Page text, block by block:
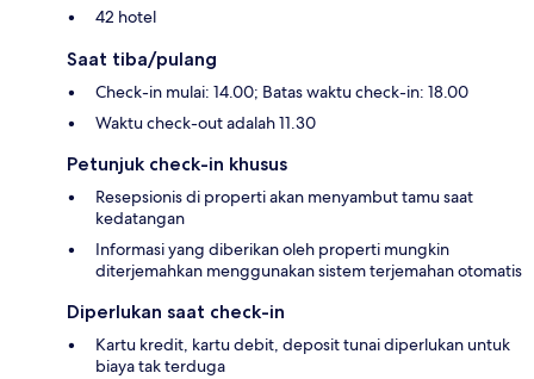
42 hotel
Saat tiba/pulang
Check-in mulai: 14.00; Batas waktu check-in: 18.00
Waktu check-out adalah 11.30
Petunjuk check-in khusus
Resepsionis di properti akan menyambut tamu saat
kedatangan
Informasi yang diberikan oleh properti mungkin
diterjemahkan menggunakan sistem terjemahan otomatis
Diperlukan saat check-in
Kartu kredit, kartu debit, deposit tunai diperlukan untuk
biaya tak terduga